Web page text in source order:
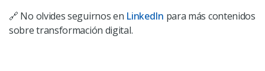
🔗 No olvides seguirnos en LinkedIn para más contenidos
sobre transformación digital.